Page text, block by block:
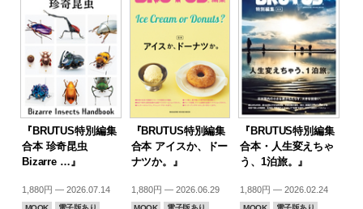
『BRUTUS特別編集
合本 珍奇昆虫
Bizarre …』
1,880円 — 2026.07.14
『BRUTUS特別編集
合本 アイスか、ドー
ナツか。』
1,880円 — 2026.06.29
『BRUTUS特別編集
合本・人生変えちゃ
う、1泊旅。』
1,880円 — 2026.02.24